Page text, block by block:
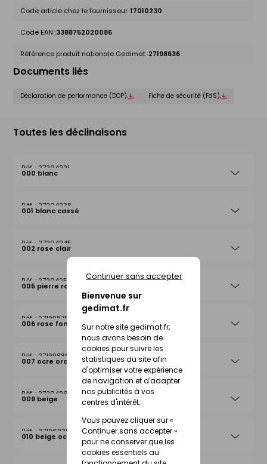
Bienvenue sur
gedimat.fr
Sur notre site gedimat.fr,
nous avons besoin de
cookies pour suivre les
statistiques du site afin
d'optimiser votre expérience
de navigation et d'adapter
nos publicités à vos
centres d'intérêt.
Vous pouvez cliquer sur «
Continuer sans accepter »
pour ne conserver que les
cookies essentiels au
Continuer sans accepter
Code article chez le fournisseur :17010230
Code EAN :3388752020086
Référence produit nationale Gedimat :27198636
Documents liés
Déclaration de performance (DOP) Fiche de sécurité (FdS)
Toutes les déclinaisons
27204221
000 blanc
27204238
001 blanc cassé
27204245
002 rose clair
27204252
005 pierre rosée
27199879
006 rose foncé
27199886
007 ocre orange
27204269
009 beige
27196939
010 beige ocre